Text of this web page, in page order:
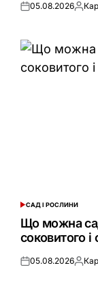
Оприлюднено
05.08.2026
ОПУБЛІКУВАТИ
У
САД І РОСЛИНИ
Що можна
соковитого
Оприлюднено
05.08.2026